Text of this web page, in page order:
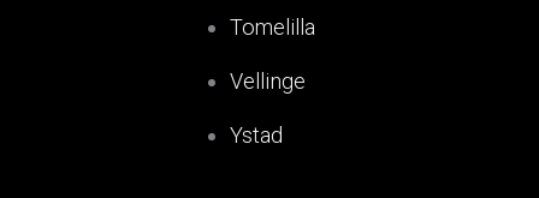
Tomelilla
Vellinge
Ystad